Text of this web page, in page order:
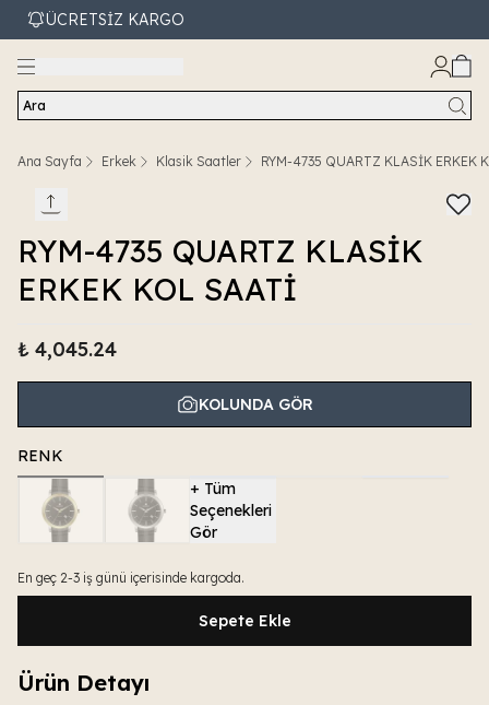
ÜCRETSİZ KARGO
Ara
Ana Sayfa Erkek Klasik Saatler RYM-4735 QUARTZ KLASİK ERKEK
RYM-4735 QUARTZ KLASİK
ERKEK KOL SAATİ
₺ 4,045.24
KOLUNDA GÖR
RENK
+ Tüm
Seçenekleri
Gör
En geç 2-3 iş günü içerisinde kargoda.
Sepete Ekle
Ürün Detayı